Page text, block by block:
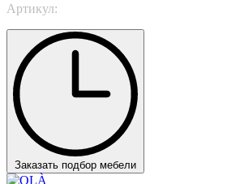
Артикул:
Заказать подбор мебели